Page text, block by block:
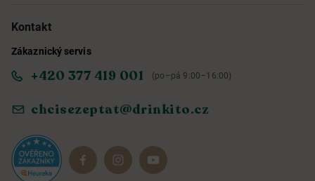
Obchodní podmínky
Ochrana osobních údajů
Reklamace a vrácení
O nás
Informace o přístupnosti služby
Dárkové sady
Kontakt
Zákaznický servis
+420 377 419 001 (po–pá 9:00–16:00)
chcisezeptat@drinkito.cz